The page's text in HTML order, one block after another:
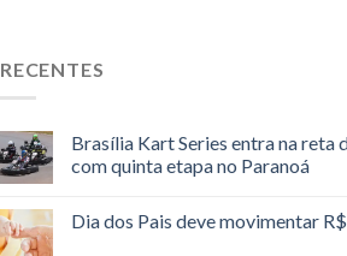
RECENTES
Brasília Kart Series entra na reta
com quinta etapa no Paranoá
Dia dos Pais deve movimentar